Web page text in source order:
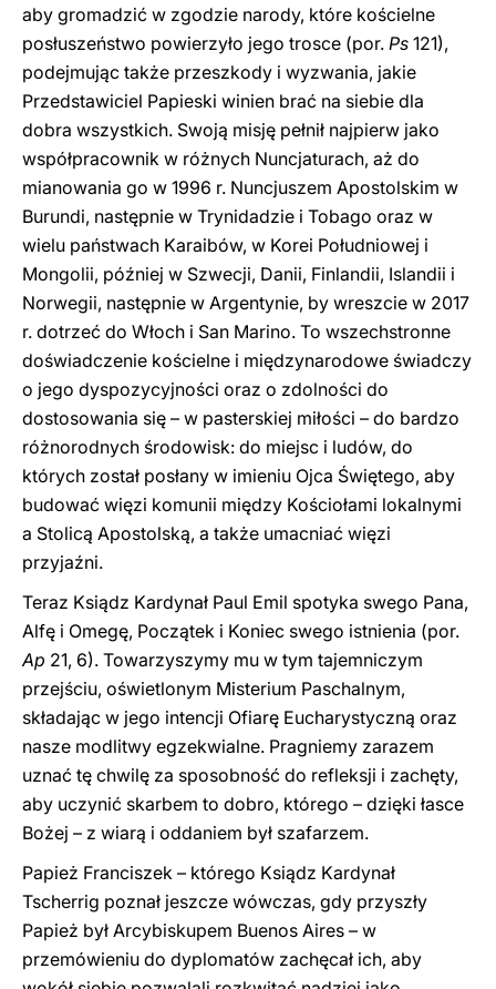
aby gromadzić w zgodzie narody, które kościelne
posłuszeństwo powierzyło jego trosce (por. Ps 121),
podejmując także przeszkody i wyzwania, jakie
Przedstawiciel Papieski winien brać na siebie dla
dobra wszystkich. Swoją misję pełnił najpierw jako
współpracownik w różnych Nuncjaturach, aż do
mianowania go w 1996 r. Nuncjuszem Apostolskim w
Burundi, następnie w Trynidadzie i Tobago oraz w
wielu państwach Karaibów, w Korei Południowej i
Mongolii, później w Szwecji, Danii, Finlandii, Islandii i
Norwegii, następnie w Argentynie, by wreszcie w 2017
r. dotrzeć do Włoch i San Marino. To wszechstronne
doświadczenie kościelne i międzynarodowe świadczy
o jego dyspozycyjności oraz o zdolności do
dostosowania się – w pasterskiej miłości – do bardzo
różnorodnych środowisk: do miejsc i ludów, do
których został posłany w imieniu Ojca Świętego, aby
budować więzi komunii między Kościołami lokalnymi
a Stolicą Apostolską, a także umacniać więzi
przyjaźni.
Teraz Ksiądz Kardynał Paul Emil spotyka swego Pana,
Alfę i Omegę, Początek i Koniec swego istnienia (por.
Ap 21, 6). Towarzyszymy mu w tym tajemniczym
przejściu, oświetlonym Misterium Paschalnym,
składając w jego intencji Ofiarę Eucharystyczną oraz
nasze modlitwy egzekwialne. Pragniemy zarazem
uznać tę chwilę za sposobność do refleksji i zachęty,
aby uczynić skarbem to dobro, którego – dzięki łasce
Bożej – z wiarą i oddaniem był szafarzem.
Papież Franciszek – którego Ksiądz Kardynał
Tscherrig poznał jeszcze wówczas, gdy przyszły
Papież był Arcybiskupem Buenos Aires – w
przemówieniu do dyplomatów zachęcał ich, aby